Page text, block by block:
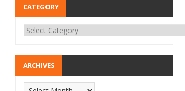
CATEGORY
ARCHIVES